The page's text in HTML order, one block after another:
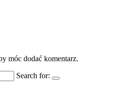
móc dodać komentarz.
Search for: